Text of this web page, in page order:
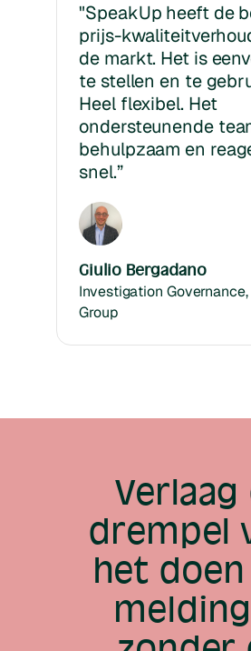
"SpeakUp heeft de
prijs-
de markt. Het is
te stellen en te
Heel flexibel. Het
ondersteunende
behulpzaam en
snel.”
Giulio Bergadano
Investigation
Group
Verlaag
drempel
het doen